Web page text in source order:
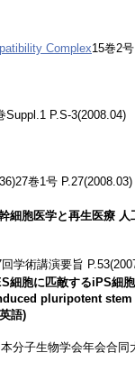
Complex15巻2
Suppl.1 P.S-3(2008.04)
巻1号 P.27(2008.03)
胞医学と再生医療 人
学術講演要旨
細胞に匹敵するiPS細
pluripotent
語)
分子生物学会年会合同